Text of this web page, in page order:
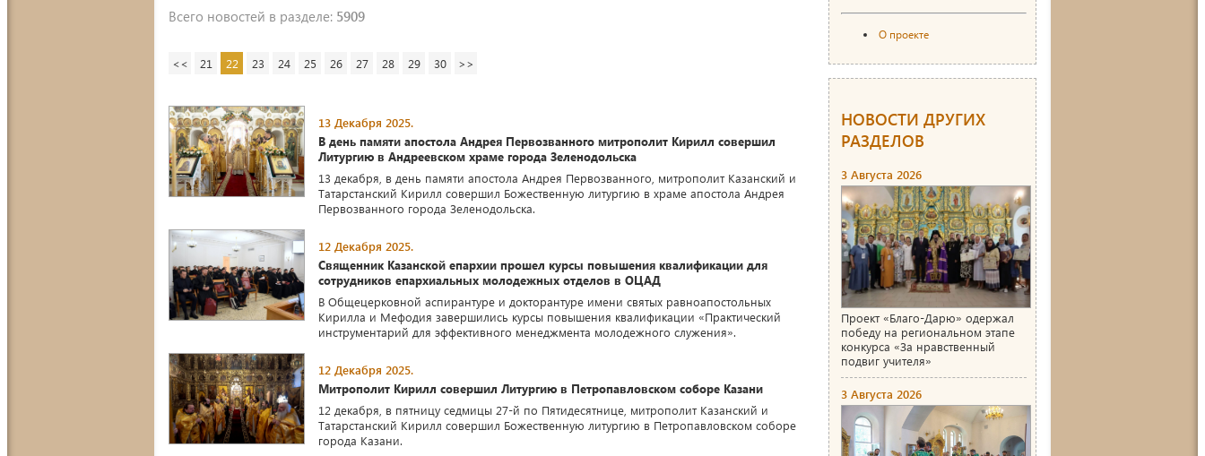
Всего новостей в разделе: 5909
<< 21 22 23 24 25 26 27 28 29 30 >>
13 Декабря 2025.
В день памяти апостола Андрея Первозванного митрополит Кирилл совершил
Литургию в Андреевском храме города Зеленодольска
13 декабря, в день памяти апостола Андрея Первозванного, митрополит Казанский и
Татарстанский Кирилл совершил Божественную литургию в храме апостола Андрея
Первозванного города Зеленодольска.
12 Декабря 2025.
Священник Казанской епархии прошел курсы повышения квалификации для
сотрудников епархиальных молодежных отделов в ОЦАД
В Общецерковной аспирантуре и докторантуре имени святых равноапостольных
Кирилла и Мефодия завершились курсы повышения квалификации «Практический
инструментарий для эффективного менеджмента молодежного служения».
12 Декабря 2025.
Митрополит Кирилл совершил Литургию в Петропавловском соборе Казани
12 декабря, в пятницу седмицы 27-й по Пятидесятнице, митрополит Казанский и
Татарстанский Кирилл совершил Божественную литургию в Петропавловском соборе
города Казани.
О проекте
НОВОСТИ ДРУГИХ
РАЗДЕЛОВ
3 Августа 2026
Проект «Благо-Дарю» одержал
победу на региональном этапе
конкурса «За нравственный
подвиг учителя»
3 Августа 2026